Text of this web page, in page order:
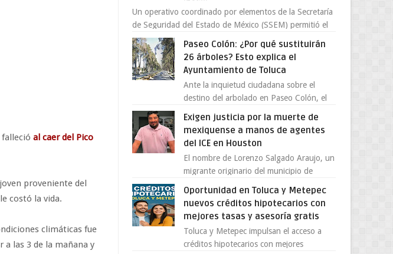
falleció al caer del Pico
proveniente del
costó la vida.
climáticas fue
las 3 de la mañana y
Un operativo coordinado por elementos de la Secretaría
de Seguridad del Estado de México (SSEM) permitió el
aseguramiento de un vehículo vin...
Paseo Colón: ¿Por qué sustituirán
26 árboles? Esto explica el
Ayuntamiento de Toluca
Ante la inquietud ciudadana sobre el
destino del arbolado en Paseo Colón, el
solo 26 ejemplares será...
Exigen justicia por la muerte de
mexiquense a manos de agentes
del ICE en Houston
El nombre de Lorenzo Salgado Araujo, un
migrante originario del municipio de
convertido en el centro de un...
Oportunidad en Toluca y Metepec
nuevos créditos hipotecarios con
mejores tasas y asesoría gratis
Toluca y Metepec impulsan el acceso a
créditos hipotecarios con mejores